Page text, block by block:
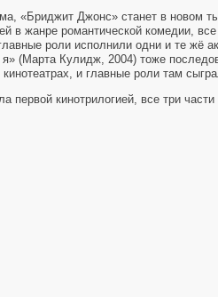
«Бриджит Джонс» станет в новом
в жанре романтической комедии,
роли исполнили одни и те жё
(Марта Кулидж, 2004) тоже
и главные роли там
первой кинотрилогией, все три